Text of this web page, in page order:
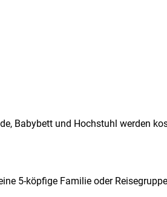
Babybett und Hochstuhl werden
5-köpfige Familie oder